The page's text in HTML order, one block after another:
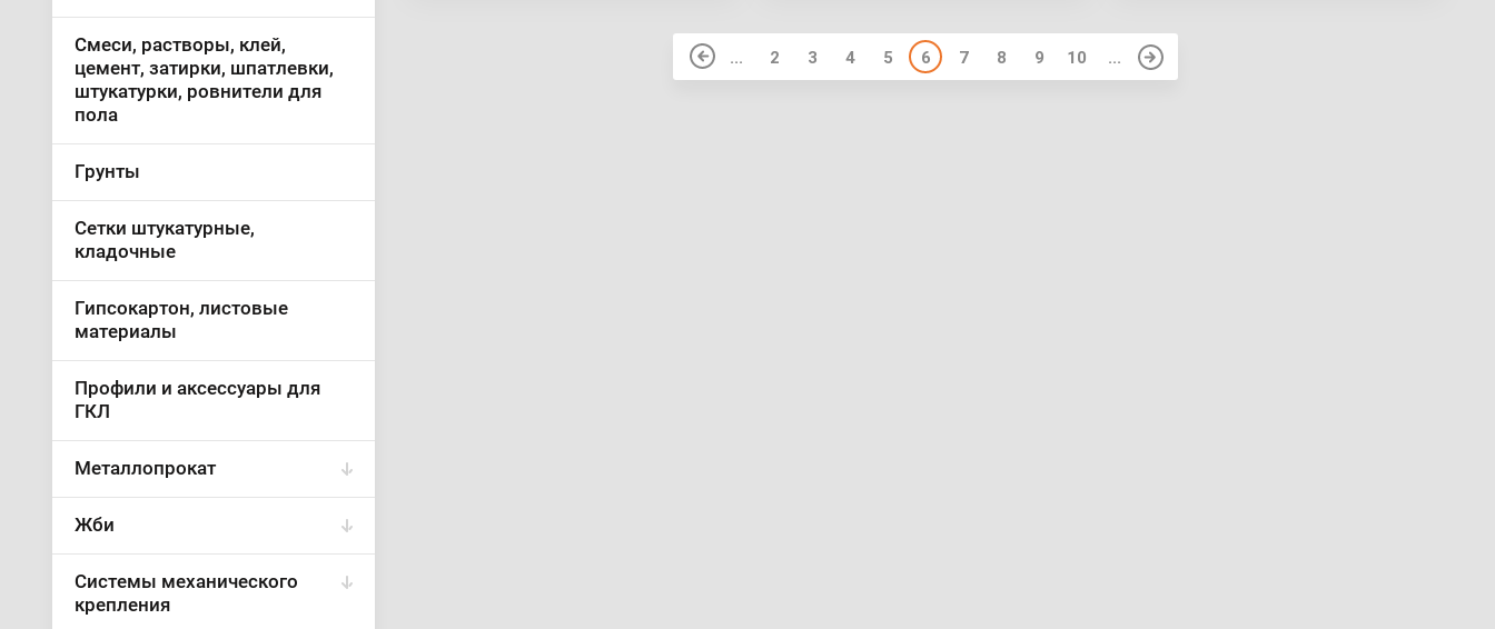
Смеси, растворы, клей,
цемент, затирки, шпатлевки,
штукатурки, ровнители для
пола
Грунты
Сетки штукатурные,
кладочные
Гипсокартон, листовые
материалы
Профили и аксессуары для
ГКЛ
Металлопрокат
Жби
Cистемы механического
крепления
... 2 3 4 5 6 7 8 9 10 ...